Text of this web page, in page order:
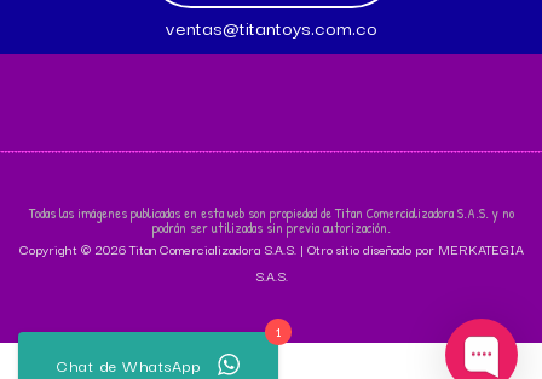
ventas@titantoys.com.co
Todas las imágenes publicadas en esta web son propiedad de Titan Comercializadora S.A.S. y no
podrán ser utilizadas sin previa autorización.
Copyright © 2026 Titan Comercializadora S.A.S. | Otro sitio diseñado por MERKATEGIA
S.A.S.
1
Chat de WhatsApp